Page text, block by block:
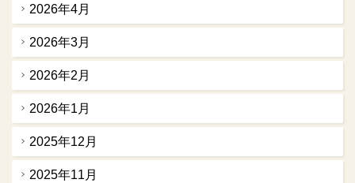
2026年4月
2026年3月
2026年2月
2026年1月
2025年12月
2025年11月